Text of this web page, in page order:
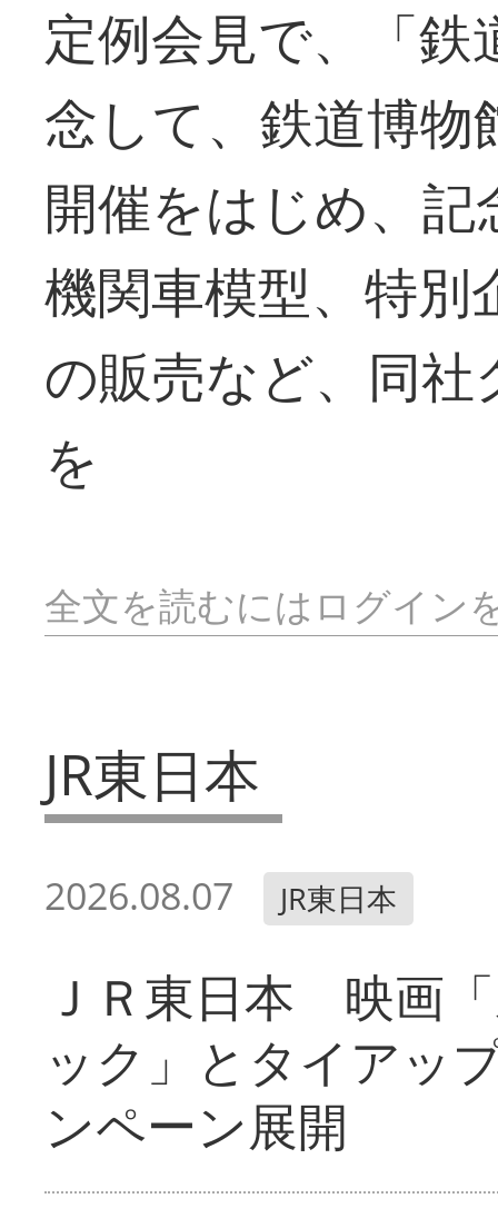
定例会見で、「
念して、鉄道博
開催をはじめ、
機関車模型、特別
の販売など、同
を
全文を読むにはログイン
JR東日本
2026.08.07 JR東日本
ＪＲ東日本 映画
ック」とタイアッ
ンペーン展開